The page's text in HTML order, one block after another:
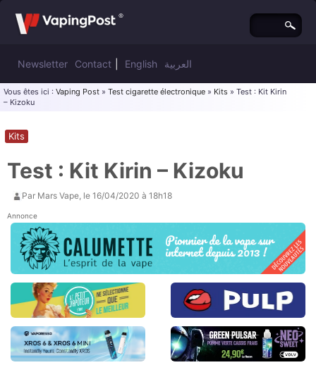
Newsletter Contact English العربية
Vous êtes ici : Vaping Post » Test cigarette électronique » Kits » Test : Kit Kirin
– Kizoku
Test : Kit Kirin – Kizoku
Kits
Par Mars Vape, le 16/04/2020 à 18h18
Annonce